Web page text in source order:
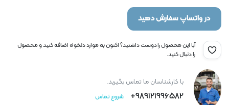
در واتساپ سفارش دهید
آیا این محصول را دوست داشتید؟ اکنون به موارد دلخواه اضافه کنید و محصول
را دنبال کنید.
با کارشناسان ما تماس بگیرید.
989121996582+ شروع تماس